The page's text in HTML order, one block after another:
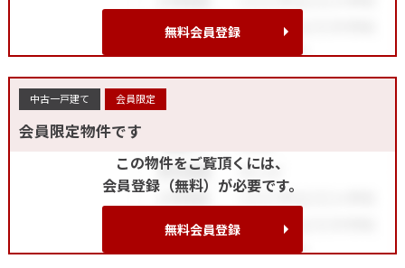
無料会員登録
中古一戸建て 会員限定
会員限定物件です
この物件をご覧頂くには、
会員登録（無料）が必要です。
無料会員登録